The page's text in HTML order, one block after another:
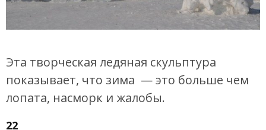
Эта творческая ледяная скульптура
показывает, что зима — это больше чем
лопата, насморк и жалобы.
22